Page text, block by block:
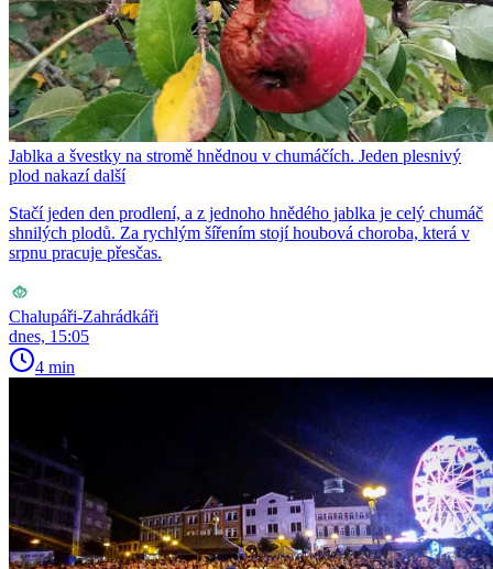
Jablka a švestky na stromě hnědnou v chumáčích. Jeden plesnivý
plod nakazí další
Stačí jeden den prodlení, a z jednoho hnědého jablka je celý chumáč
shnilých plodů. Za rychlým šířením stojí houbová choroba, která v
srpnu pracuje přesčas.
Chalupáři-Zahrádkáři
dnes, 15:05
4 min